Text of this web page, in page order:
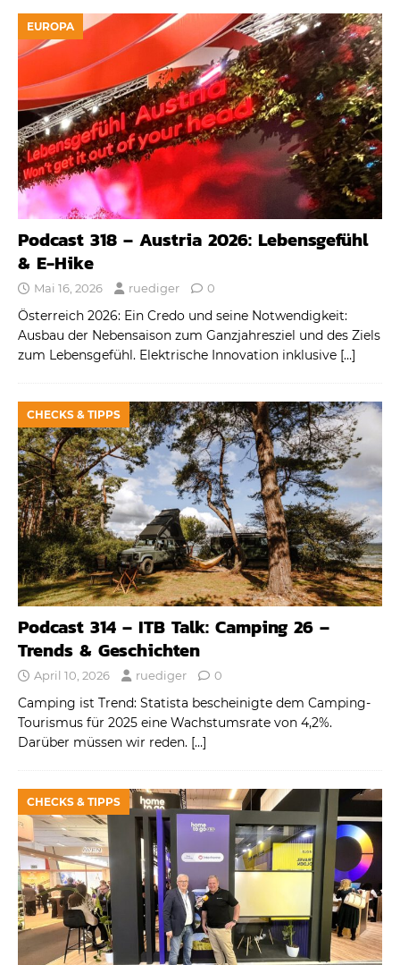
EUROPA
Podcast 318 – Austria 2026: Lebensgefühl
& E-Hike
Mai 16, 2026 ruediger 0
Österreich 2026: Ein Credo und seine Notwendigkeit:
Ausbau der Nebensaison zum Ganzjahresziel und des Ziels
zum Lebensgefühl. Elektrische Innovation inklusive […]
CHECKS & TIPPS
Podcast 314 – ITB Talk: Camping 26 –
Trends & Geschichten
April 10, 2026 ruediger 0
Camping ist Trend: Statista bescheinigte dem Camping-
Tourismus für 2025 eine Wachstumsrate von 4,2%.
Darüber müssen wir reden. […]
CHECKS & TIPPS